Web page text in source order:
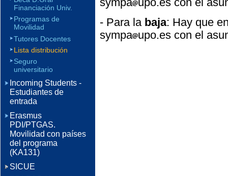
- Para la baja: Hay que
sympa upo.es con el
Financiación Univ.
Programas de
Movilidad
Tutores Docentes
Lista distribución
Seguro
universitario
Incoming Students -
Estudiantes de
entrada
Erasmus
PDI/PTGAS.
Movilidad con países
del programa
(KA131)
SICUE